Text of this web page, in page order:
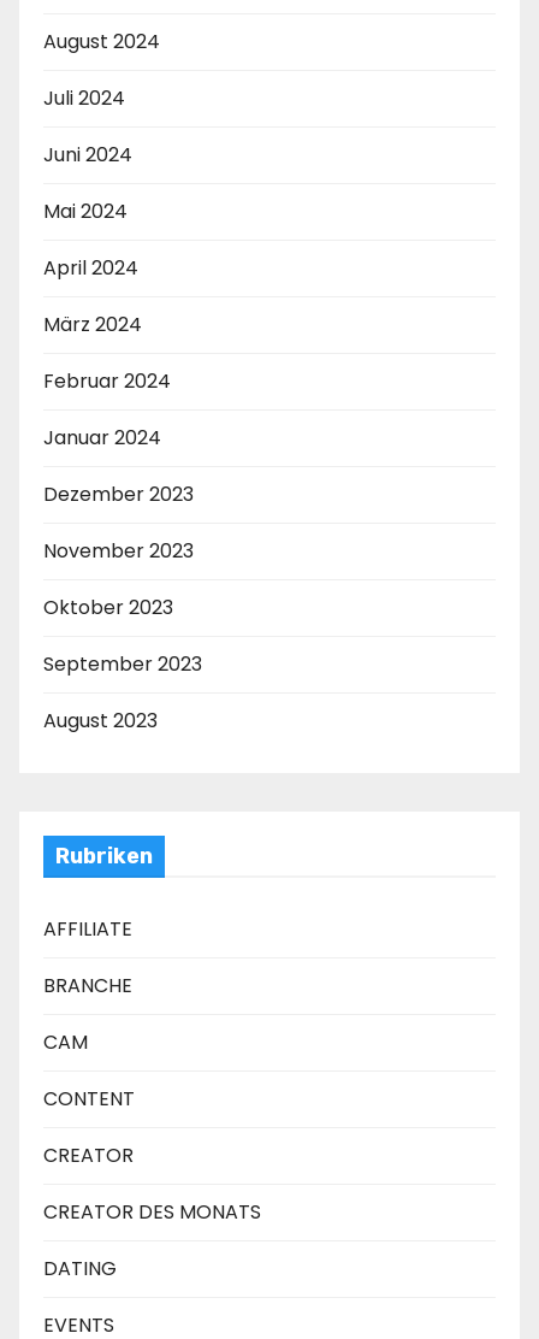
August 2024
Juli 2024
Juni 2024
Mai 2024
April 2024
März 2024
Februar 2024
Januar 2024
Dezember 2023
November 2023
Oktober 2023
September 2023
August 2023
Rubriken
AFFILIATE
BRANCHE
CAM
CONTENT
CREATOR
CREATOR DES MONATS
DATING
EVENTS